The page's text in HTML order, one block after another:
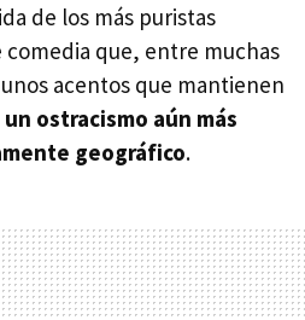
de los más puristas
que, entre muchas
acentos que mantienen
un ostracismo aún más
geográfico.